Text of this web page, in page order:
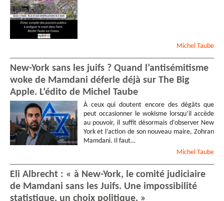
Michel Taube
New-York sans les juifs ? Quand l’antisémitisme
woke de Mamdani déferle déjà sur The Big
Apple. L’édito de Michel Taube
À ceux qui doutent encore des dégâts que
peut occasionner le wokisme lorsqu’il accède
au pouvoir, il suffit désormais d’observer New
York et l’action de son nouveau maire, Zohran
Mamdani. Il faut…
Michel Taube
Eli Albrecht : « à New-York, le comité judiciaire
de Mamdani sans les Juifs. Une impossibilité
statistique, un choix politique. »